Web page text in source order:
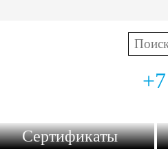
Сертификаты